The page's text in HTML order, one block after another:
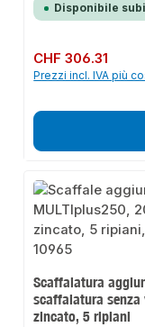
Disponibile
Prezzo normale:
CHF 306.31
Prezzi incl. IVA più
Scaffalatura
scaffalatura senza
zincato, 5 ripiani